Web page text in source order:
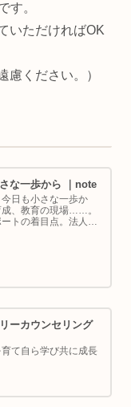
す。
いただければOK
慮ください。）
な一歩から ｜note
日も小さな一歩か
、教育の現場……。
トの着目点。法人代
ーカウンセリング
て自ら学び共に成長